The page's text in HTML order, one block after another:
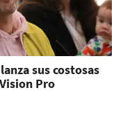
sus costosas
Pro